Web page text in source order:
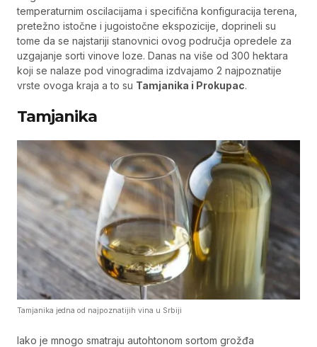
temperaturnim oscilacijama i specifična konfiguracija terena,
pretežno istočne i jugoistočne ekspozicije, doprineli su
tome da se najstariji stanovnici ovog područja opredele za
uzgajanje sorti vinove loze. Danas na više od 300 hektara
koji se nalaze pod vinogradima izdvajamo 2 najpoznatije
vrste ovoga kraja a to su Tamjanika i Prokupac.
Tamjanika
Tamjanika jedna od najpoznatijih vina u Srbiji
Iako je mnogo smatraju autohtonom sortom grožđa